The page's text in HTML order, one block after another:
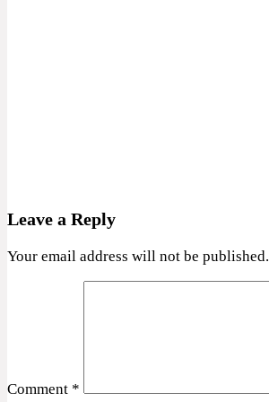
Leave a Reply
Your email address will not be published.
Comment *